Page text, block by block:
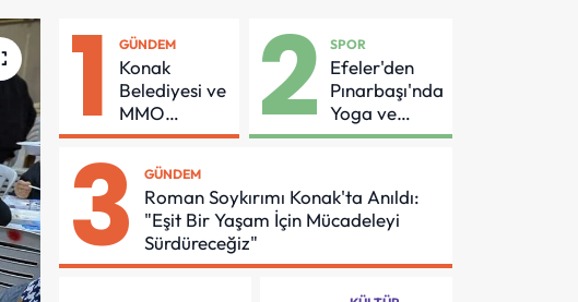
1 GÜNDEM
Konak
Belediyesi ve
MMO
Arasında
Güvenliği İçin
Önemli
Protokol
2 SPOR
Efeler'den
Pınarbaşı'nda
Yoga ve
Pilates
3 GÜNDEM
Roman Soykırımı Konak'ta Anıldı:
"Eşit Bir Yaşam İçin Mücadeleyi
Sürdüreceğiz"